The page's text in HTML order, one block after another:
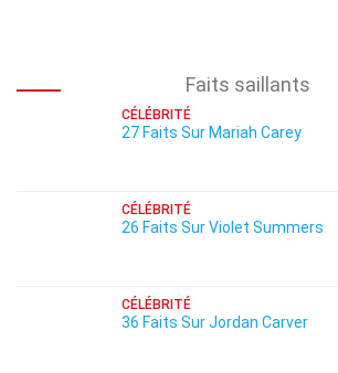
Faits saillants
CÉLÉBRITÉ
27 Faits Sur Mariah Carey
CÉLÉBRITÉ
26 Faits Sur Violet Summers
CÉLÉBRITÉ
36 Faits Sur Jordan Carver